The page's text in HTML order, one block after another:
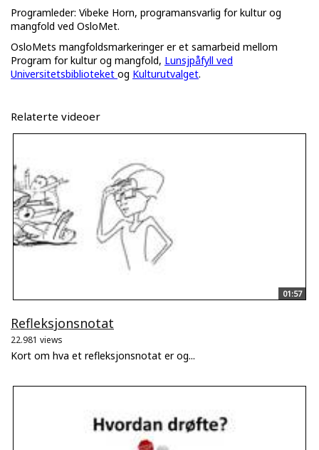
Programleder: Vibeke Horn, programansvarlig for kultur og
mangfold ved OsloMet.
OsloMets mangfoldsmarkeringer er et samarbeid mellom
Program for kultur og mangfold, Lunsjpåfyll ved
Universitetsbiblioteket og Kulturutvalget.
Relaterte videoer
01:57
Refleksjonsnotat
22.981 views
Kort om hva et refleksjonsnotat er og...